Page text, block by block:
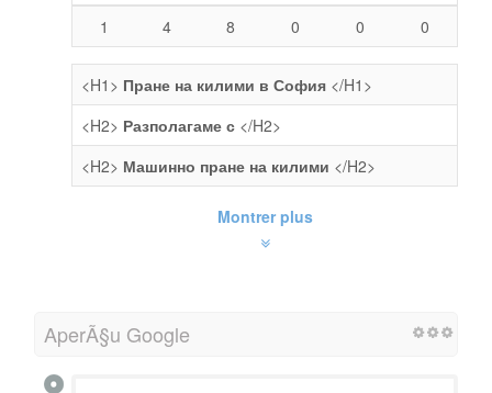
1
4 8 0 0 0
<H1> Пране на килими в София </H1>
<H2> Разполагаме с </H2>
<H2> Машинно пране на килими </H2>
Montrer plus
AperÃ§u Google